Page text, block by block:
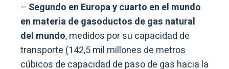
– Segundo en Europa y cuarto en el mundo
en materia de gasoductos de gas natural
del mundo, medidos por su capacidad de
transporte (142,5 mil millones de metros
cúbicos de capacidad de paso de gas hacia la